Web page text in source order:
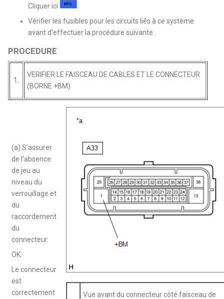
Cliquer ici
Vérifier les fusibles pour les circuits liés à ce système
avant d'effectuer la procédure suivante.
PROCEDURE
1.
VERIFIER LE FAISCEAU DE CABLES ET LE CONNECTEUR
(BORNE +BM)
(a) S'assurer
de l'absence
de jeu au
niveau du
verrouillage et
du
raccordement
du
connecteur.
OK:
Le connecteur
est
correctement
Vue avant du connecteur côté faisceau de